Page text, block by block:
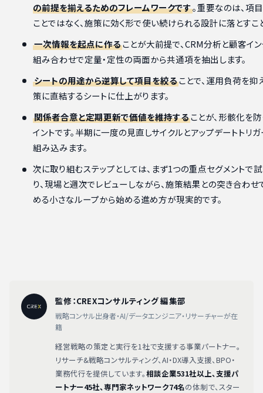
の前提を揃えるためのフレームワークです。重要なのは、項
ことではなく、施策に効く形で使い続けられる設計に落とすこ
一次情報を起点に作ることが大前提で、CRM分析と顧客イ
組み合わせで定量・定性の両面から共通項を抽出します。
シートの用途から逆算して項目を絞ることで、運用負荷を抑
策に直結するシートに仕上がります。
関係者合意と定期更新で価値を維持することが、形骸化を
イントです。半期に一度の見直しサイクルとアップデートトリ
組み込みます。
次に取り組むステップとしては、まず1つの重点セグメントで
り、現場と週次でレビューしながら、施策結果との突き合わ
める小さなループから始める進め方が現実的です。
監修：CREXコンサルティング 編集部
戦略コンサル出身者・AI/データエンジニア・リサーチャーが在
籍
経営戦略の策定と実行を1社で支援する事業パートナー。
リサーチ&戦略コンサルティング、AI・DX導入支援、BPO・
業務代行を提供しています。相談企業531社以上、支援パ
ートナー45社、専門家ネットワーク74名の体制で、スター